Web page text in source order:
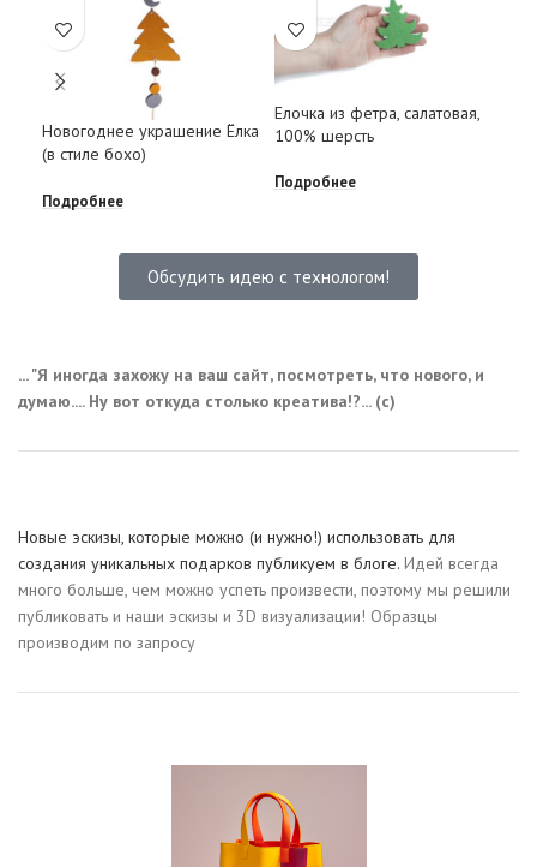
Новогоднее украшение Ёлка
(в стиле бохо)
Подробнее
Елочка из фетра, салатовая,
100% шерсть
Подробнее
Обсудить идею с технологом!
... "Я иногда захожу на ваш сайт, посмотреть, что нового, и
думаю.... Ну вот откуда столько креатива!?... (с)
Новые эскизы, которые можно (и нужно!) использовать для
создания уникальных подарков публикуем в блоге. Идей всегда
много больше, чем можно успеть произвести, поэтому мы решили
публиковать и наши эскизы и 3D визуализации! Образцы
производим по запросу